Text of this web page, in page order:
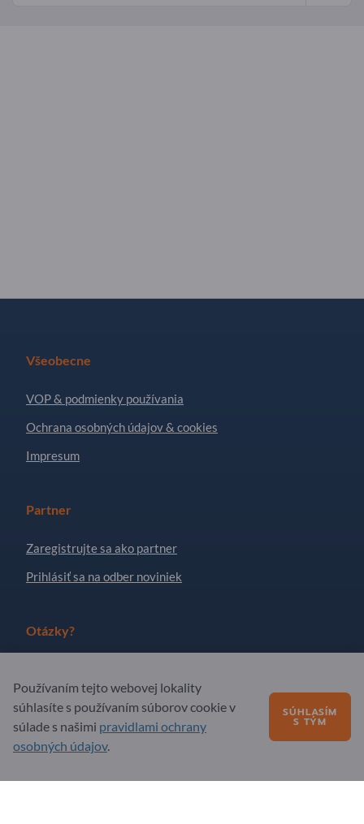
Všeobecne
VOP & podmienky používania
Ochrana osobných údajov & cookies
Impresum
Partner
Zaregistrujte sa ako partner
Prihlásiť sa na odber noviniek
Otázky?
Naša ponuka služieb
O nás
Správa pre Exportpages
Používaním tejto webovej lokality
súhlasíte s používaním súborov cookie v
súlade s našimi pravidlami ochrany
osobných údajov.
SÚHLASÍM
S TÝM